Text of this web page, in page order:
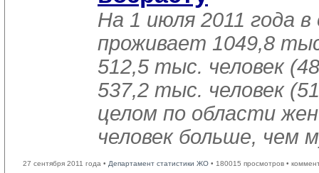
На 1 июля 2011 года
проживает 1049,8
512,5 тыс. человек
537,2 тыс. человек
целом по области
человек больше, чем
27 сентября 2011 года • Департамент статистики ЖО • 180015 просмотров •